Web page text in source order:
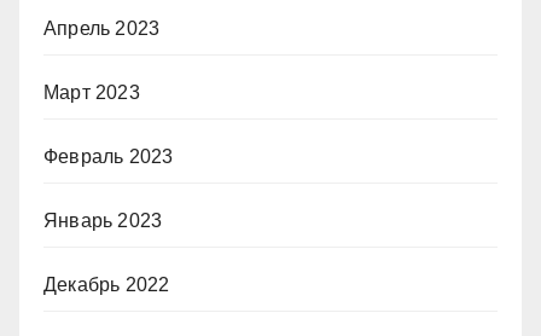
Апрель 2023
Март 2023
Февраль 2023
Январь 2023
Декабрь 2022